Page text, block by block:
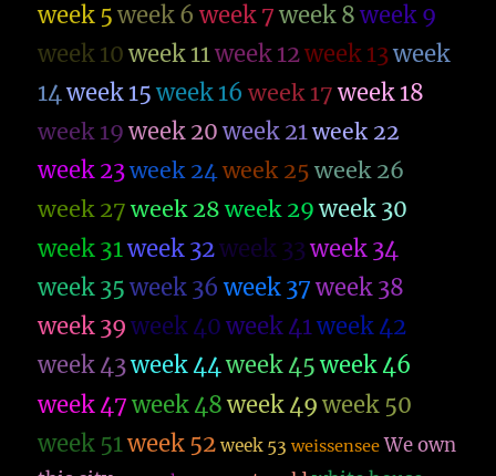
week 5 week 6 week 7 week 8 week 9
week 10 week 11week 12week 13week
14week 15 week 16 week 17 week 18
week 19 week 20 week 21week 22
week 23week 24week 25 week 26
week 27 week 28 week 29 week 30
week 31week 32week 33 week 34
week 35 week 36 week 37 week 38
week 39 week 40 week 41week 42
week 43week 44week 45 week 46
week 47 week 48 week 49 week 50
week 51week 52 week 53 weissensee We own